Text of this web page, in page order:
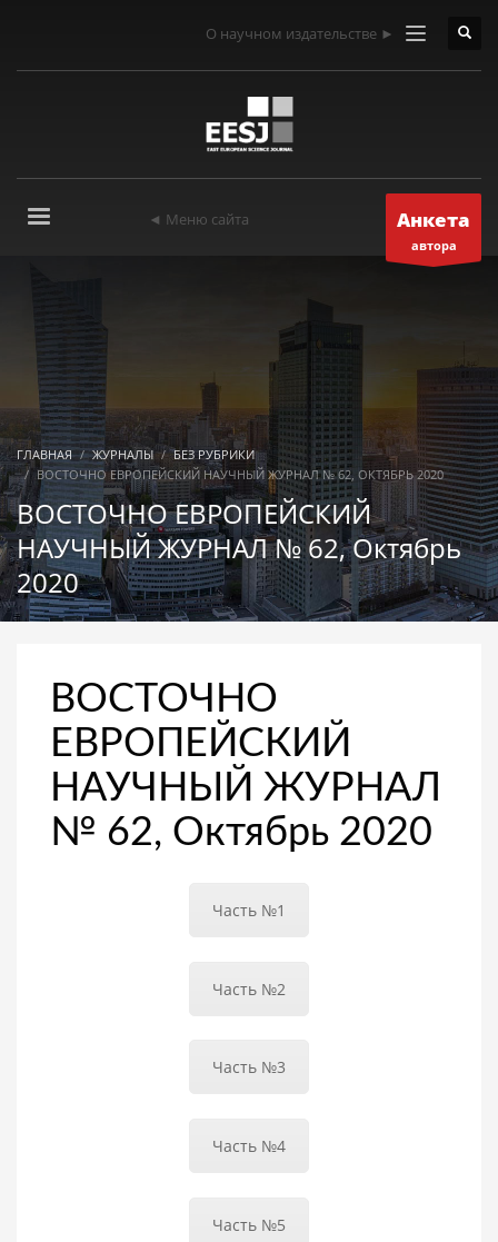
О научном издательстве ►
◄ Меню сайта Анкета
автора
ГЛАВНАЯ ЖУРНАЛЫ
БЕЗ РУБРИКИ
ВОСТОЧНО ЕВРОПЕЙСКИЙ НАУЧНЫЙ ЖУРНАЛ № 62, ОКТЯБРЬ 2020
ВОСТОЧНО ЕВРОПЕЙСКИЙ
НАУЧНЫЙ ЖУРНАЛ № 62, Октябрь
2020
ВОСТОЧНО
ЕВРОПЕЙСКИЙ
НАУЧНЫЙ ЖУРНАЛ
№ 62, Октябрь 2020
Часть №1
Часть №2
Часть №3
Часть №4
Часть №5